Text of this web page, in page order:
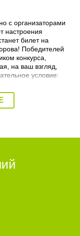
с организаторами
настроения
билет на
Победителей
конкурса,
на ваш взгляд,
условие:
фото
2.
3. Viber: +7-
проведем
билет на